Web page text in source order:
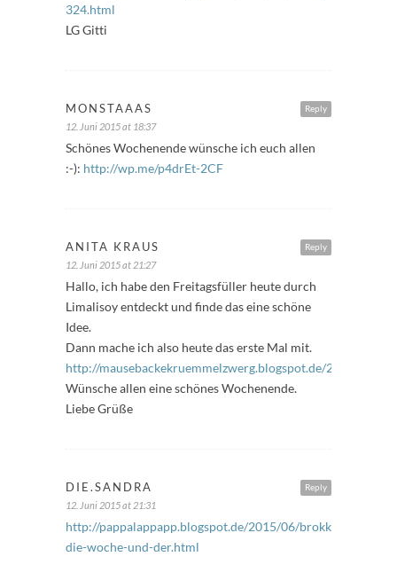
324.html
LG Gitti
Reply
MONSTAAAS
12. Juni 2015 at 18:37
Schönes Wochenende wünsche ich euch allen
:-): http://wp.me/p4drEt-2CF
Reply
ANITA KRAUS
12. Juni 2015 at 21:27
Hallo, ich habe den Freitagsfüller heute durch
Limalisoy entdeckt und finde das eine schöne
Idee.
Dann mache ich also heute das erste Mal mit.
http://mausebackekruemmelzwerg.blogspot.de/2015/06/
Wünsche allen eine schönes Wochenende.
Liebe Grüße
Reply
DIE.SANDRA
12. Juni 2015 at 21:31
http://pappalappapp.blogspot.de/2015/06/brokkolinudeln-
die-woche-und-der.html